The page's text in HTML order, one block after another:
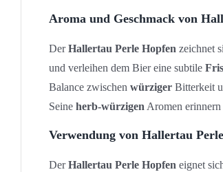
Aroma und Geschmack von
DerHallertau Perle Hopfen zeichnet
und verleihen dem Bier eine subtile
Balance zwischen würziger Bitterkeit
Seine herb-würzigen Aromen erinnern
Verwendung von Hallertau
DerHallertau Perle Hopfen eignet